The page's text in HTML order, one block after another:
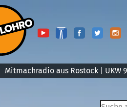
Mitmachradio aus Rostock | UKW